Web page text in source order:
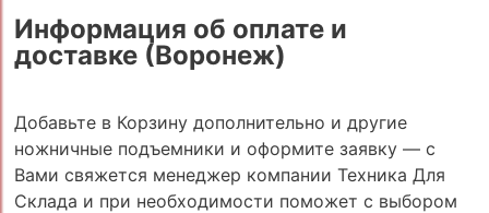
Информация об оплате и
доставке (Воронеж)
Добавьте в Корзину дополнительно и другие
ножничные подъемники и оформите заявку — с
Вами свяжется менеджер компании Техника Для
Склада и при необходимости поможет с выбором